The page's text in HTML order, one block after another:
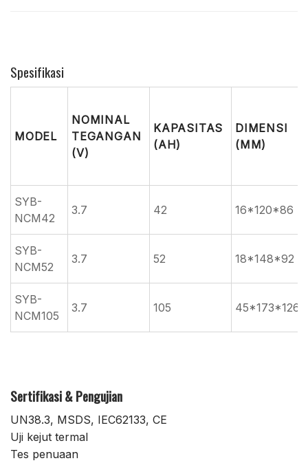
Spesifikasi
MODEL
NOMINAL
TEGANGAN
(V)
KAPASITAS
(AH)
DIMENSI
(MM)
SYB-
NCM42
3.7 42 16*120*86
SYB-
NCM52
3.7 52 18*148*92
SYB-
NCM105
3.7 105 45*173*126
Sertifikasi & Pengujian
UN38.3, MSDS, IEC62133, CE
Uji kejut termal
Tes penuaan